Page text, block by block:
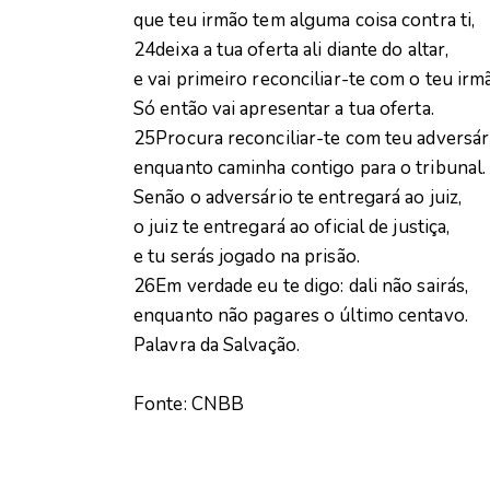
que teu irmão tem alguma coisa contra ti,
24deixa a tua oferta ali diante do altar,
e vai primeiro reconciliar-te com o teu
Só então vai apresentar a tua oferta.
25Procura reconciliar-te com teu
enquanto caminha contigo para o tribunal.
Senão o adversário te entregará ao juiz,
o juiz te entregará ao oficial de justiça,
e tu serás jogado na prisão.
26Em verdade eu te digo: dali não sairás,
enquanto não pagares o último centavo.
Palavra da Salvação.
Fonte: CNBB